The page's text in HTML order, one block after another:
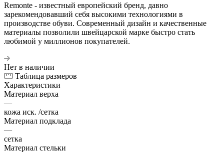
Remonte - известный европейский бренд, давно
зарекомендовавший себя высокими технологиями в
производстве обуви. Современный дизайн и качественные
материалы позволили швейцарской марке быстро стать
любимой у миллионов покупателей.
Нет в наличии
Таблица размеров
Характеристики
Материал верха
—
кожа иск. /сетка
Материал подклада
—
сетка
Материал стельки